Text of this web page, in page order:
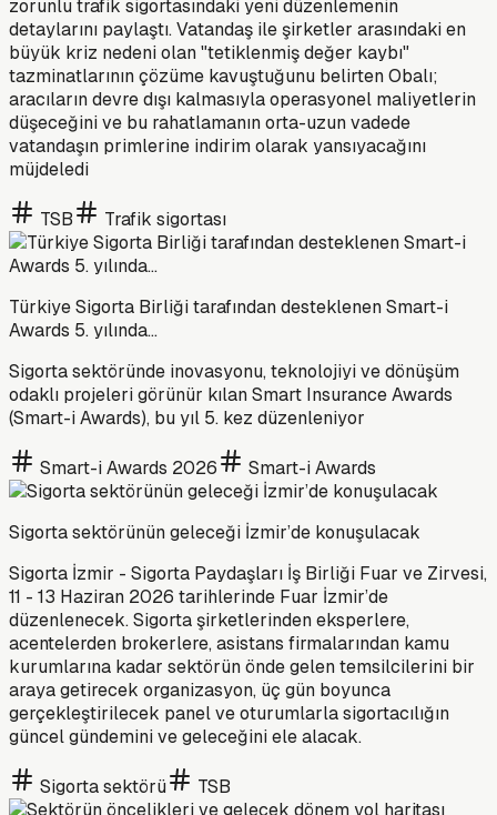
zorunlu trafik sigortasındaki yeni düzenlemenin
detaylarını paylaştı. Vatandaş ile şirketler arasındaki en
büyük kriz nedeni olan "tetiklenmiş değer kaybı"
tazminatlarının çözüme kavuştuğunu belirten Obalı;
aracıların devre dışı kalmasıyla operasyonel maliyetlerin
düşeceğini ve bu rahatlamanın orta-uzun vadede
vatandaşın primlerine indirim olarak yansıyacağını
müjdeledi
TSB Trafik sigortası
Türkiye Sigorta Birliği tarafından desteklenen Smart-i
Awards 5. yılında…
Sigorta sektöründe inovasyonu, teknolojiyi ve dönüşüm
odaklı projeleri görünür kılan Smart Insurance Awards
(Smart-i Awards), bu yıl 5. kez düzenleniyor
Smart-i Awards 2026 Smart-i Awards
Sigorta sektörünün geleceği İzmir’de konuşulacak
Sigorta İzmir - Sigorta Paydaşları İş Birliği Fuar ve Zirvesi,
11 - 13 Haziran 2026 tarihlerinde Fuar İzmir’de
düzenlenecek. Sigorta şirketlerinden eksperlere,
acentelerden brokerlere, asistans firmalarından kamu
kurumlarına kadar sektörün önde gelen temsilcilerini bir
araya getirecek organizasyon, üç gün boyunca
gerçekleştirilecek panel ve oturumlarla sigortacılığın
güncel gündemini ve geleceğini ele alacak.
Sigorta sektörü TSB